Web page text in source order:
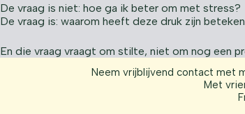
De vraag is niet: hoe ga ik beter om met stress?
De vraag is: waarom heeft deze druk zijn
En die vraag vraagt om stilte, niet om nog een
Neem vrijblijvend contact met
Met